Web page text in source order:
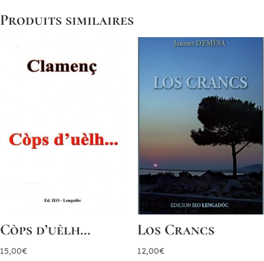
Produits similaires
Còps d’uèlh…
15,00€
Los Crancs
12,00€